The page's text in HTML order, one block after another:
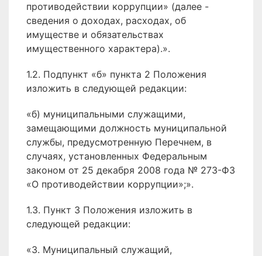
противодействии коррупции» (далее -
сведения о доходах, расходах, об
имуществе и обязательствах
имущественного характера).».
1.2. Подпункт «б» пункта 2 Положения
изложить в следующей редакции:
«б) муниципальными служащими,
замещающими должность муниципальной
службы, предусмотренную Перечнем, в
случаях, установленных Федеральным
законом от 25 декабря 2008 года № 273-ФЗ
«О противодействии коррупции»;».
1.3. Пункт 3 Положения изложить в
следующей редакции:
«3. Муниципальный служащий,